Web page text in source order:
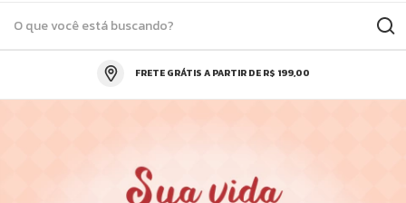
FRETE GRÁTIS A PARTIR DE R$ 199,00